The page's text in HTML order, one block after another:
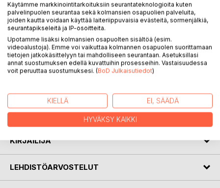
KUVAUS
Runoja alakulosta, toivosta ja kuusta. Ennen kesää kadotus
on itsenäinen jatko tekijän kokoelmalle Vain tuuli tyyntyy
yöksi (2018).
KIRJAILIJA
LEHDISTÖARVOSTELUT
Käytämme markkinointitarkoituksiin seurantateknologioita kuten
palvelinpuolen seurantaa sekä kolmansien osapuolien palveluita,
joiden kautta voidaan käyttää laiteriippuvaisia evästeitä, sormenjälkiä,
seurantapikseleitä ja IP-osoitteita.
Upotamme lisäksi kolmansien osapuolten sisältöä (esim.
videoalustoja). Emme voi vaikuttaa kolmannen osapuolen suorittamaan
tietojen jatkokäsittelyyn tai mahdolliseen seurantaan. Asetuksillasi
annat suostumuksen edellä kuvattuihin prosesseihin. Vastaisuudessa
voit peruuttaa suostumuksesi. (BoD Julkaisutiedot)
KIELLÄ EI, SÄÄDÄ
HYVÄKSY KAIKKI